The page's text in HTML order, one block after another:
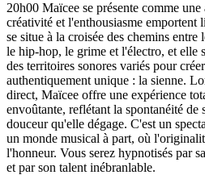
20h00 Maïcee se présente comme
créativité et l'enthousiasme emportent
se situe à la croisée des chemins entre
le hip-hop, le grime et l'électro, et elle
des territoires sonores variés pour
authentiquement unique : la sienne.
direct, Maïcee offre une expérience
envoûtante, reflétant la spontanéité de
douceur qu'elle dégage. C'est un
un monde musical à part, où
l'honneur. Vous serez hypnotisés par
et par son talent inébranlable.